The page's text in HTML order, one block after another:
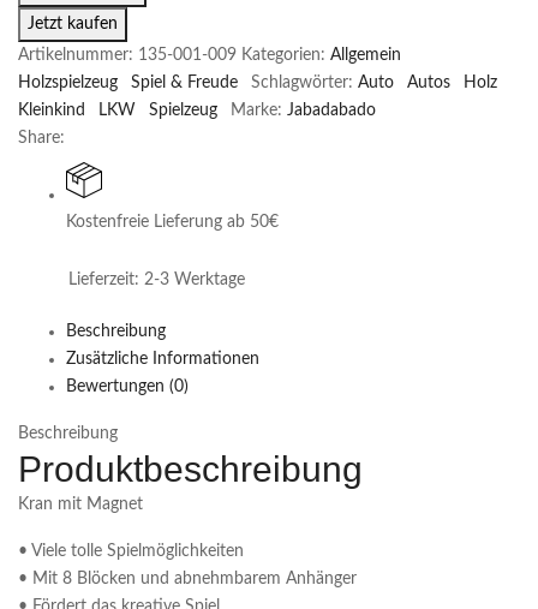
Jetzt kaufen
Artikelnummer: 135-001-009 Kategorien: Allgemein
Holzspielzeug
Spiel & Freude Schlagwörter: Auto Autos
Holz
Kleinkind
LKW Spielzeug Marke: Jabadabado
Share:
Kostenfreie Lieferung ab 50€
Lieferzeit: 2-3 Werktage
Beschreibung
Zusätzliche Informationen
Bewertungen (0)
Beschreibung
Kran mit Magnet
• Viele tolle Spielmöglichkeiten
• Mit 8 Blöcken und abnehmbarem Anhänger